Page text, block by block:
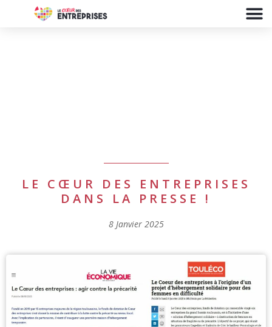
LE CŒUR DES ENTREPRISES
DANS LA PRESSE !
8 Janvier 2025